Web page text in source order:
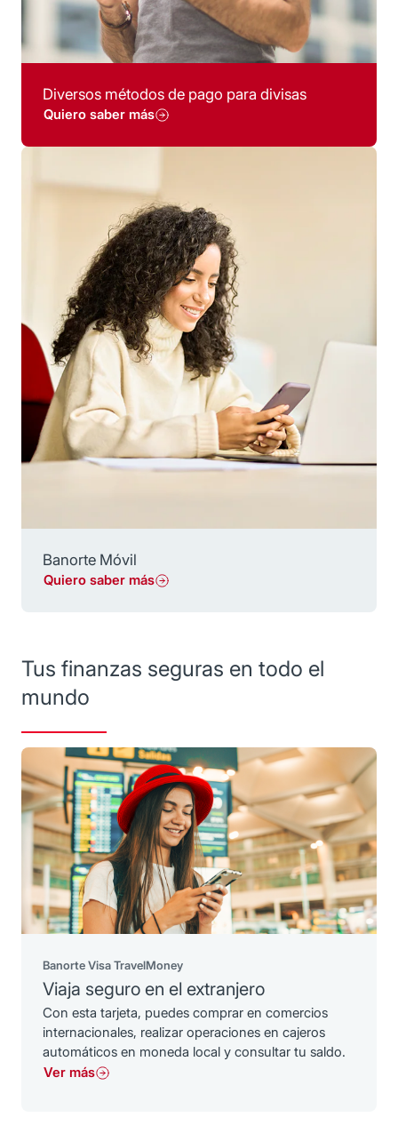
Diversos métodos de pago para divisas
Quiero saber más
Banorte Móvil
Quiero saber más
aplicación.
Tus finanzas seguras en todo el
mundo
Banorte Visa TravelMoney
Viaja seguro en el extranjero
Con esta tarjeta, puedes comprar en comercios
internacionales, realizar operaciones en cajeros
automáticos en moneda local y consultar tu saldo.
Ver más